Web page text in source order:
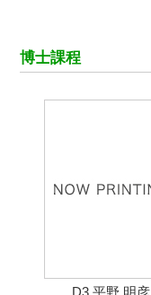
博士課程